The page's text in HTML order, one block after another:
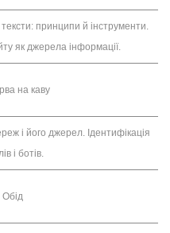
принципи й інструменти.
як джерела інформації.
на каву
і його джерел. Ідентифікація
і ботів.
Обід